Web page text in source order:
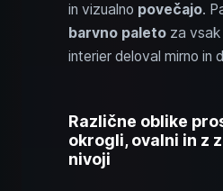
in vizualno povečajo.
barvno paleto za
interier deloval mirno in
Različne oblike
okrogli, ovalni in z
nivoji